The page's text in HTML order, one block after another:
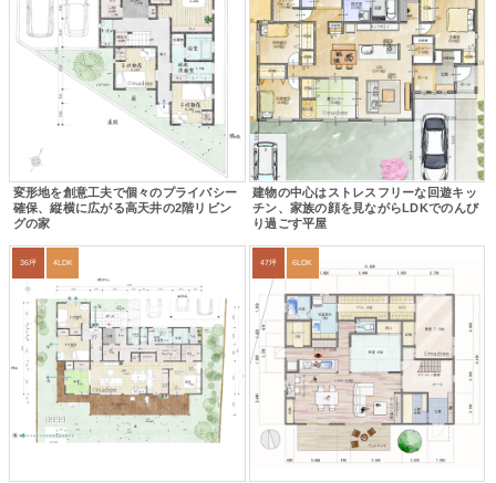
変形地を創意工夫で個々のプライバシー
確保、縦横に広がる高天井の2階リビン
グの家
建物の中心はストレスフリーな回遊キッ
チン、家族の顔を見ながらLDKでのんび
り過ごす平屋
36坪 4LDK 47坪 6LDK